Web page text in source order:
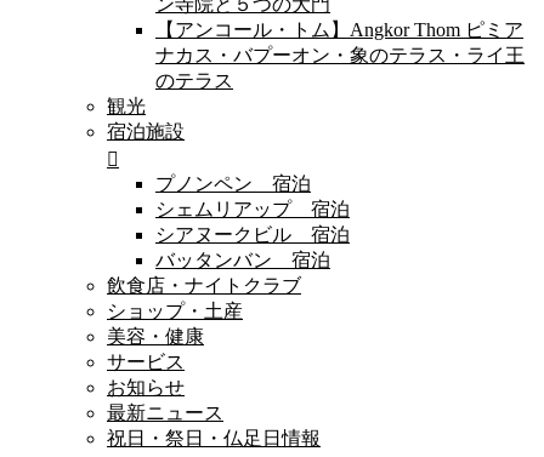
ン寺院と５つの大門
【アンコール・トム】Angkor Thom ピミア
ナカス・バプーオン・象のテラス・ライ王
のテラス
観光
宿泊施設
プノンペン 宿泊
シェムリアップ 宿泊
シアヌークビル 宿泊
バッタンバン 宿泊
飲食店・ナイトクラブ
ショップ・土産
美容・健康
サービス
お知らせ
最新ニュース
祝日・祭日・仏足日情報